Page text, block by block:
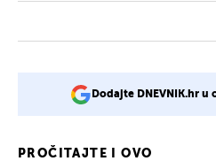
Dodajte DNEVNIK.hr
PROČITAJTE I OVO